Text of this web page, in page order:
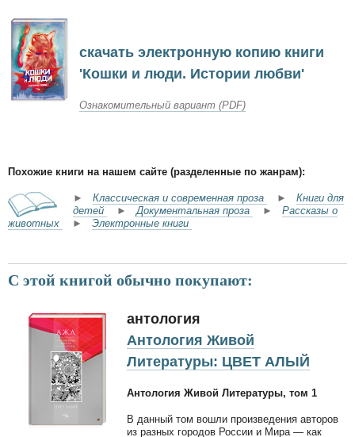
скачать электронную копию книги
'Кошки и люди. Истории любви'
Ознакомительный вариант (PDF)
Похожие книги на нашем сайте (разделенные по жанрам):
► Классическая и современная проза ► Книги для
детей
►Документальная проза ► Рассказы о
животных
► Электронные книги
С этой книгой обычно покупают:
антология
Антология Живой
Литературы: ЦВЕТ АЛЫЙ
Антология Живой Литературы, том 1
В данный том вошли произведения авторов
из разных городов России и Мира — как